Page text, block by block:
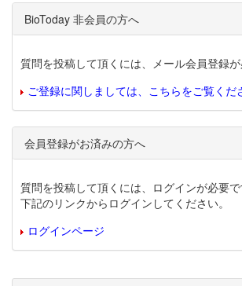
BioToday 非会員の方へ
質問を投稿して頂くには、メール会員登録が
ご登録に関しましては、こちらをご覧くだ
会員登録がお済みの方へ
質問を投稿して頂くには、ログインが必要で
下記のリンクからログインしてください。
ログインページ